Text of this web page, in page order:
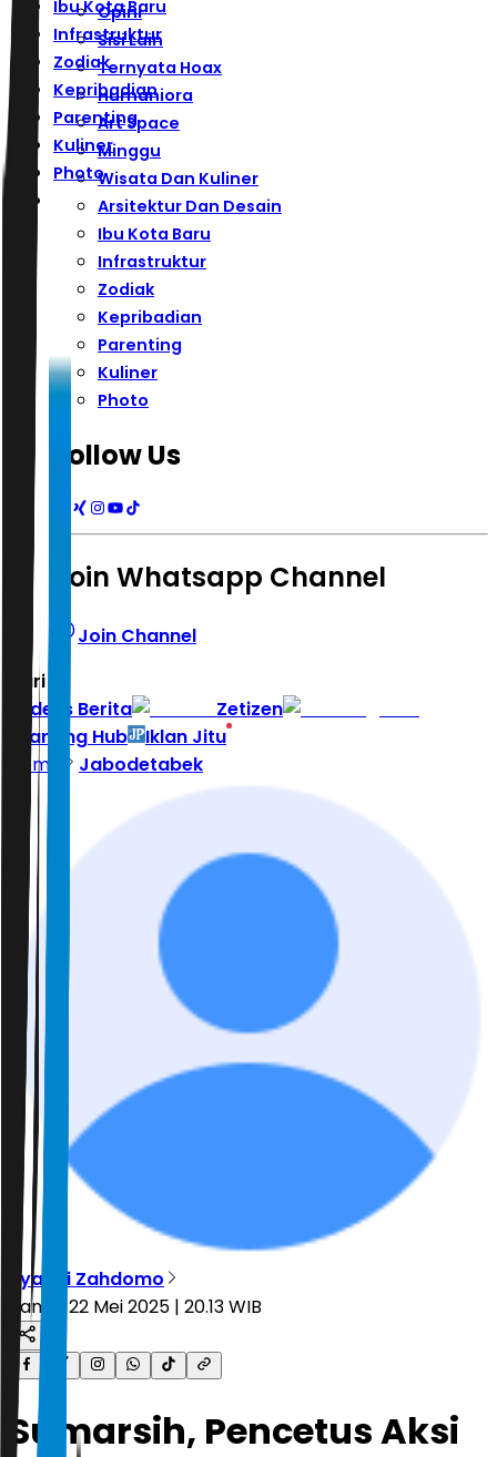
Ibu Kota Baru
Infrastruktur
Zodiak
Kepribadian
Parenting
Kuliner
Photo
Opini
Sisi Lain
Ternyata Hoax
Humaniora
Art Space
Minggu
Wisata Dan Kuliner
Arsitektur Dan Desain
Ibu Kota Baru
Infrastruktur
Zodiak
Kepribadian
Parenting
Kuliner
Photo
Follow Us
Join Whatsapp Channel
Join Channel
Hari ini
Indeks Berita
Zetizen
Learning Hub
Iklan Jitu
Home
Jabodetabek
Ryandi Zahdomo
Kamis, 22 Mei 2025 | 20.13 WIB
Sumarsih, Pencetus Aksi